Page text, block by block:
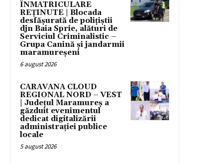
ÎNMATRICULARE
REȚINUTE | Blocada
desfășurată de polițiștii
djn Baia Sprie, alături de
Serviciul Criminalistic –
Grupa Canină și jandarmii
maramureșeni
6 august 2026
CARAVANA CLOUD
REGIONAL NORD – VEST
| Județul Maramureș a
găzduit evenimentul
dedicat digitalizării
administrației publice
locale
5 august 2026